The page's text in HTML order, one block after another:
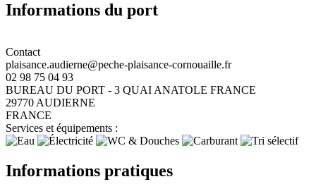
Informations du port
Contact
plaisance.audierne@peche-plaisance-cornouaille.fr
02 98 75 04 93
BUREAU DU PORT - 3 QUAI ANATOLE FRANCE
29770 AUDIERNE
FRANCE
Services et équipements :
Informations pratiques